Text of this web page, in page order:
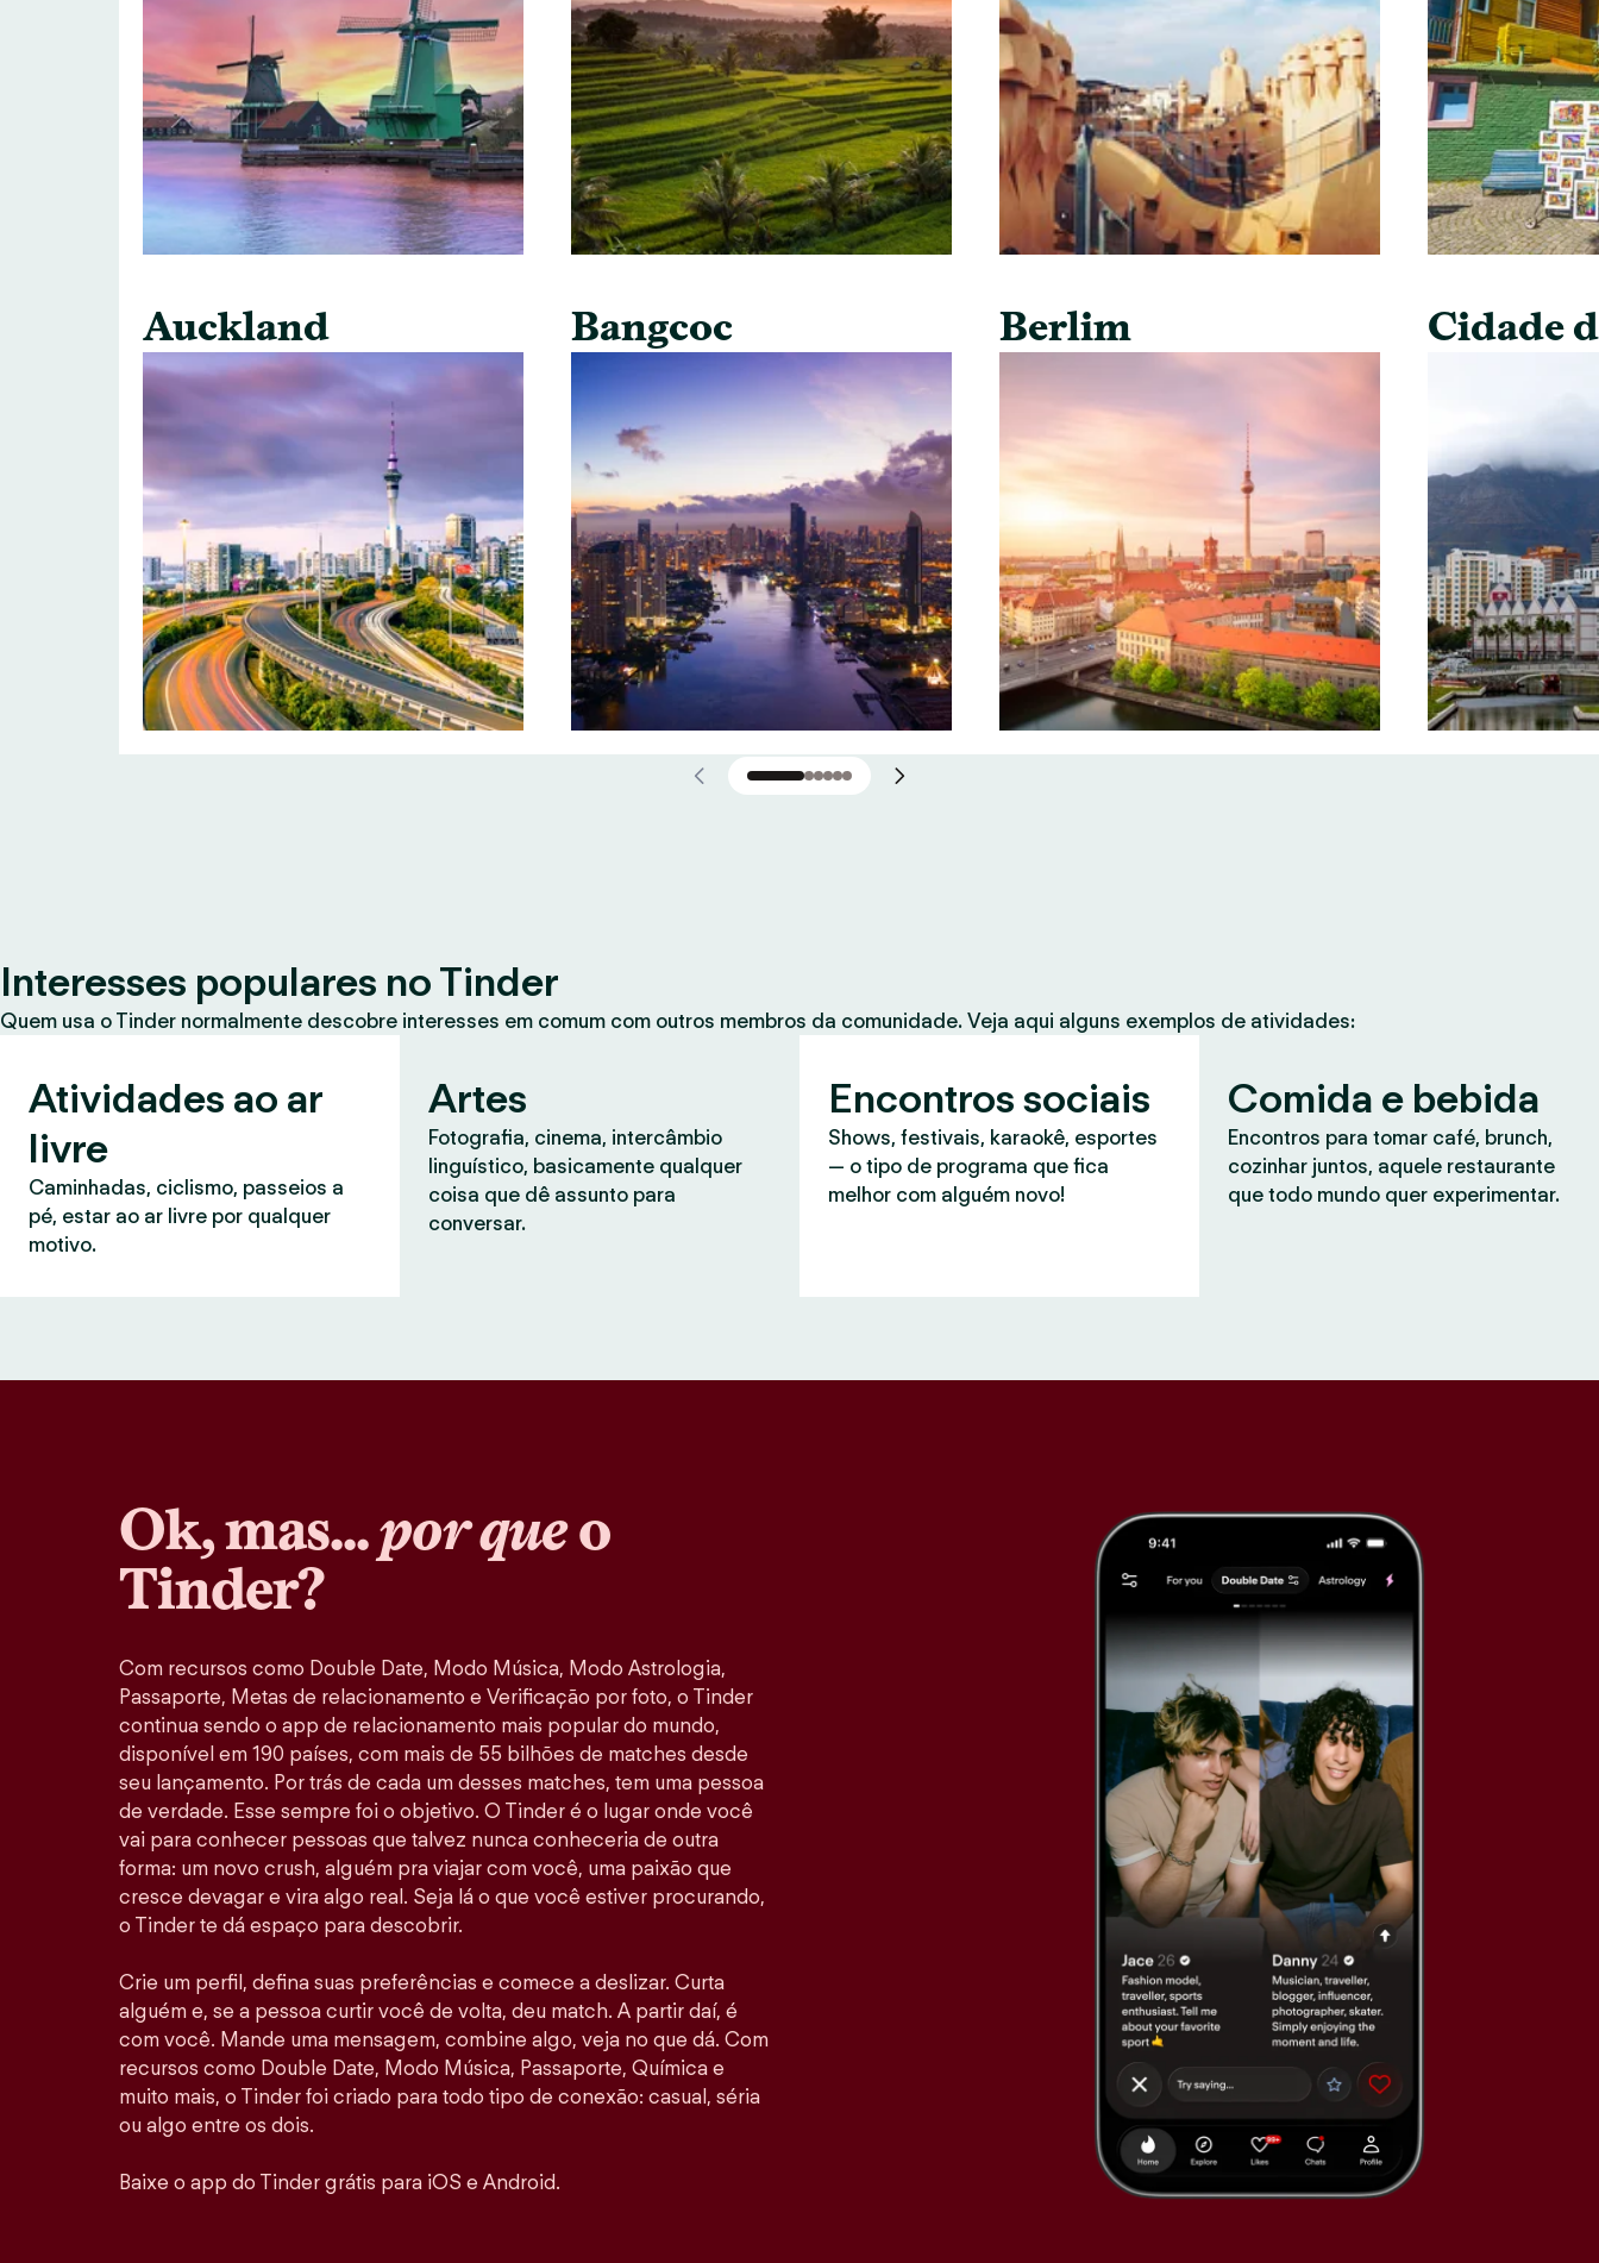
Auckland Bangcoc Berlim Cidade
Interesses populares no Tinder
Quem usa o Tinder normalmente descobre interesses em comum com outros membros da comunidade. Veja aqui alguns exemplos de atividades:
Atividades ao ar
livre
Caminhadas, ciclismo, passeios a
pé, estar ao ar livre por qualquer
motivo.
Artes
Fotografia, cinema, intercâmbio
linguístico, basicamente qualquer
coisa que dê assunto para
conversar.
Encontros sociais
Shows, festivais, karaokê, esportes
— o tipo de programa que fica
melhor com alguém novo!
Comida e bebida
Encontros para tomar café, brunch,
cozinhar juntos, aquele restaurante
que todo mundo quer experimentar.
Ok, mas...por queo
Tinder?
Com recursos como Double Date, Modo Música, Modo Astrologia,
Passaporte, Metas de relacionamento e Verificação por foto, o Tinder
continua sendo o app de relacionamento mais popular do mundo,
disponível em 190 países, com mais de 55 bilhões de matches desde
seu lançamento. Por trás de cada um desses matches, tem uma pessoa
de verdade. Esse sempre foi o objetivo. O Tinder é o lugar onde você
vai para conhecer pessoas que talvez nunca conheceria de outra
forma: um novo crush, alguém pra viajar com você, uma paixão que
cresce devagar e vira algo real. Seja lá o que você estiver procurando,
o Tinder te dá espaço para descobrir.
Crie um perfil, defina suas preferências e comece a deslizar. Curta
alguém e, se a pessoa curtir você de volta, deu match. A partir daí, é
com você. Mande uma mensagem, combine algo, veja no que dá. Com
recursos como Double Date, Modo Música, Passaporte, Química e
muito mais, o Tinder foi criado para todo tipo de conexão: casual, séria
ou algo entre os dois.
Baixe o app do Tinder grátis para iOS e Android.